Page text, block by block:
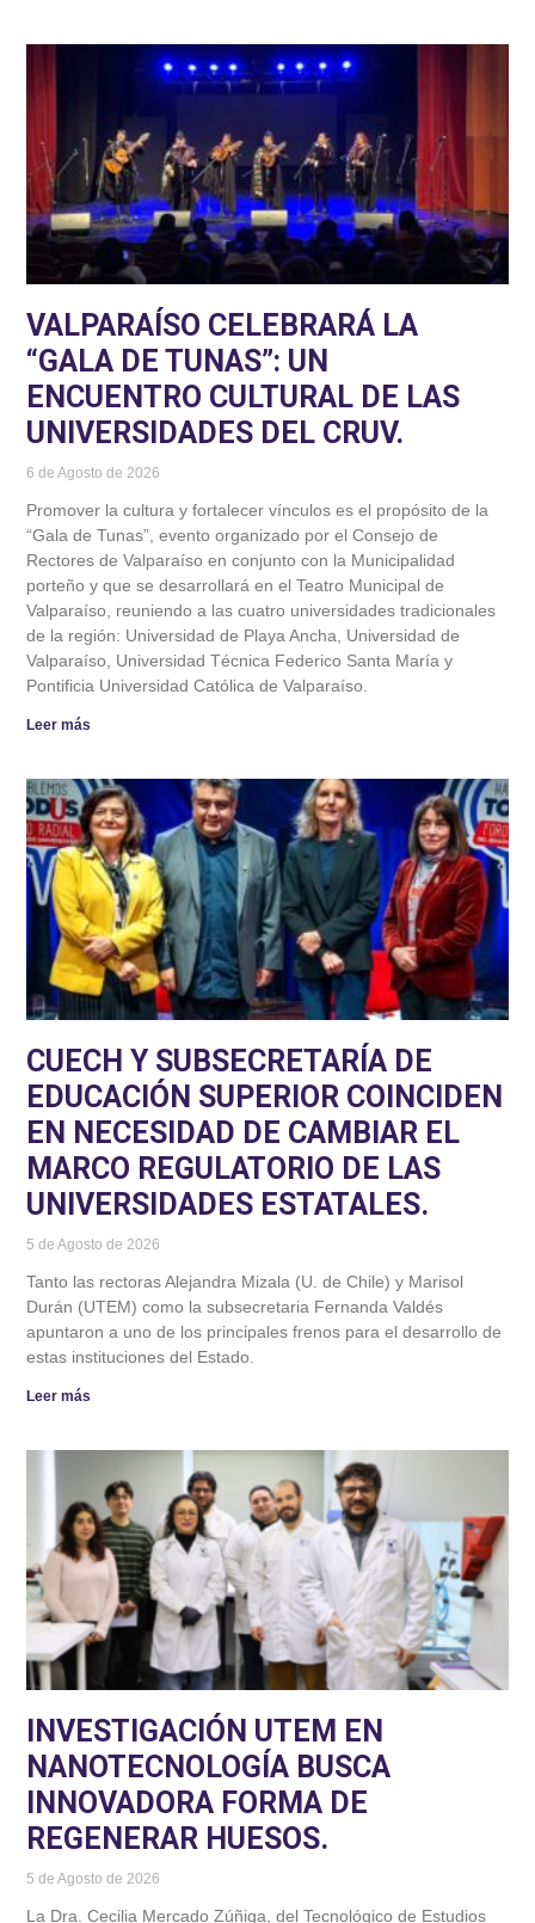
VALPARAÍSO CELEBRARÁ LA
“GALA DE TUNAS”: UN
ENCUENTRO CULTURAL DE LAS
UNIVERSIDADES DEL CRUV.
6 de Agosto de 2026
Promover la cultura y fortalecer vínculos es el propósito de la
“Gala de Tunas”, evento organizado por el Consejo de
Rectores de Valparaíso en conjunto con la Municipalidad
porteño y que se desarrollará en el Teatro Municipal de
Valparaíso, reuniendo a las cuatro universidades tradicionales
de la región: Universidad de Playa Ancha, Universidad de
Valparaíso, Universidad Técnica Federico Santa María y
Pontificia Universidad Católica de Valparaíso.
Leer más
CUECH Y SUBSECRETARÍA DE
EDUCACIÓN SUPERIOR COINCIDEN
EN NECESIDAD DE CAMBIAR EL
MARCO REGULATORIO DE LAS
UNIVERSIDADES ESTATALES.
5 de Agosto de 2026
Tanto las rectoras Alejandra Mizala (U. de Chile) y Marisol
Durán (UTEM) como la subsecretaria Fernanda Valdés
apuntaron a uno de los principales frenos para el desarrollo de
estas instituciones del Estado.
Leer más
INVESTIGACIÓN UTEM EN
NANOTECNOLOGÍA BUSCA
INNOVADORA FORMA DE
REGENERAR HUESOS.
5 de Agosto de 2026
La Dra. Cecilia Mercado Zúñiga, del Tecnológico de Estudios